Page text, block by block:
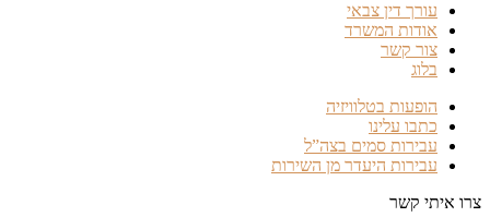
עורך דין צבאי
אודות המשרד
צור קשר
בלוג
הופעות בטלוויזיה
כתבו עלינו
עבירות סמים בצה”ל
עבירות היעדר מן השירות
צרו איתי קשר